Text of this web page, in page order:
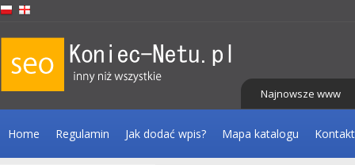
Najnowsze www
Home Regulamin Jak dodać wpis? Mapa katalogu Kontakt